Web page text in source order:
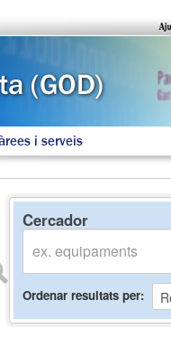
i serveis
Cercador
Ordenar resultats per